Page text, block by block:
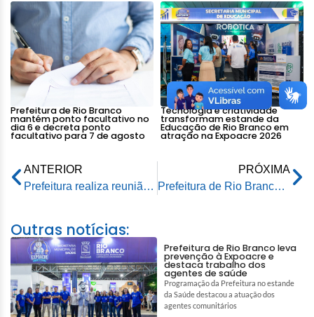
Prefeitura de Rio Branco
mantém ponto facultativo no
dia 6 e decreta ponto
facultativo para 7 de agosto
Tecnologia e criatividade
transformam estande da
Educação de Rio Branco em
atração na Expoacre 2026
ANTERIOR
Prefeitura realiza reunião de alinhamento para entrega dos itens do Projeto Recomeço
PRÓXIMA
Prefeitura de Rio Branco inicia limpeza em um dos terrenos para a construção das casas do 1.001 Dignidades
Outras notícias:
Prefeitura de Rio Branco leva
prevenção à Expoacre e
destaca trabalho dos
agentes de saúde
Programação da Prefeitura no estande
da Saúde destacou a atuação dos
agentes comunitários